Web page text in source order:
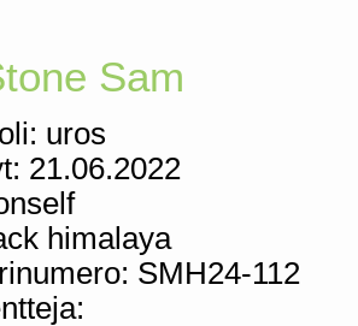
Sam
uros
21.06.2022
himalaya
SMH24-112